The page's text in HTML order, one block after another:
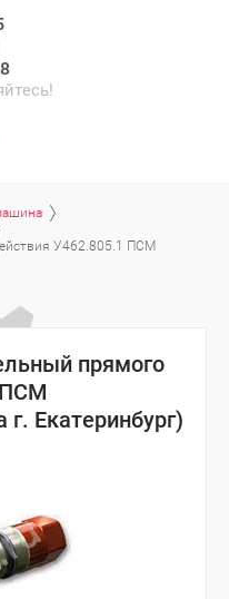
У462.805.1 ПСМ
прямого
ПСМ
Екатеринбург)